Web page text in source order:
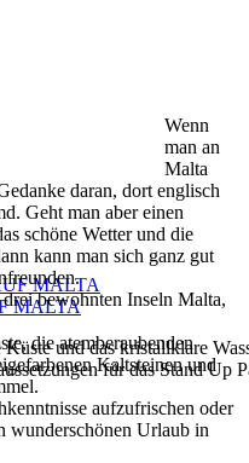
MALTA
und das kristallklare
für das Stand Up
Wenn
man an
Malta
daran, dort englisch
Geht man aber einen
schöne Wetter und die
kann man sich ganz gut
bewohnten Inseln Malta,
die atemberaubenden
Kaltsteinen und
aufzufrischen oder
wunderschönen Urlaub in